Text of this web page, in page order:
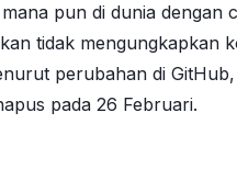
pun di dunia dengan
tidak mengungkapkan
perubahan di
pada 26 Februari.